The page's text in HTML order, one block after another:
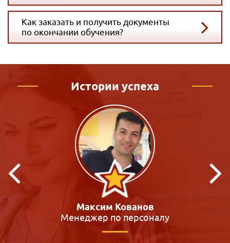
Как заказать и получить документы
по окончании обучения?
Истории успеха
Кристина Макиенко
Преподаватель